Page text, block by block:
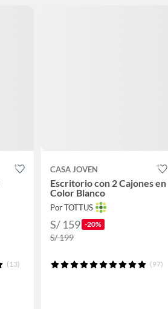
(13)
CASA JOVEN
Escritorio con 2 Cajones en
Color Blanco
Por TOTTUS
S/ 159 -20%
S/ 199
(97)